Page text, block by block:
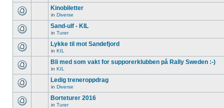
Kinobiletter
in Diverse
Sand-ulf - KIL
in Turer
Lykke til mot Sandefjord
in KIL
Bli med som vakt for supporerklubben på Rally Sweden :-)
in KIL
Ledig treneroppdrag
in Diverse
Borteturer 2016
in Turer